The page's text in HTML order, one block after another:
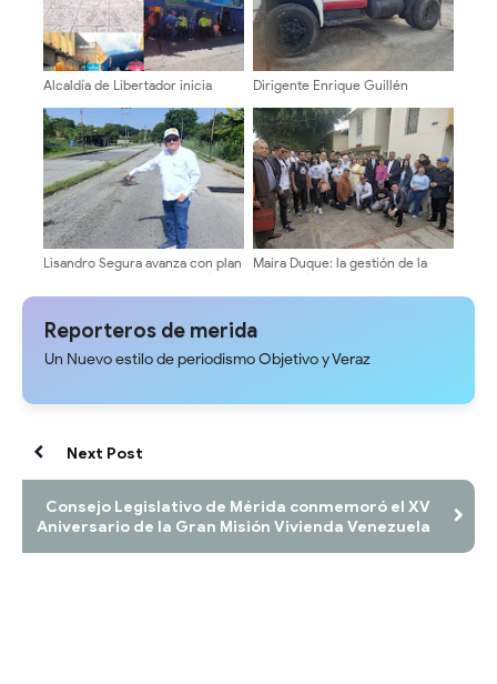
​Alcaldía de Libertador inicia
de economía emergente en el
centro de Mérida
Dirigente Enrique Guillén
sobreprecio en compra de
camión
Lisandro Segura avanza con plan
de asfaltado 2026 en El Vigía
Maira Duque: la gestión de la
secretaría de la ULA será abierta
y transparente
Reporteros de merida
Un Nuevo estilo de periodismo Objetivo y Veraz
Next Post
Consejo Legislativo de Mérida conmemoró el XV
Aniversario de la Gran Misión Vivienda Venezuela